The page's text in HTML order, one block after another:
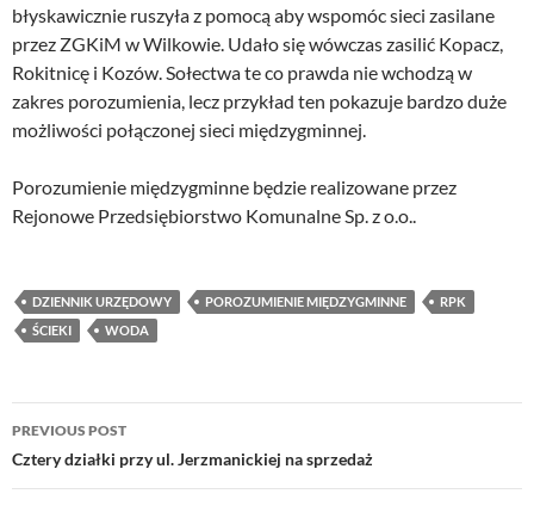
błyskawicznie ruszyła z pomocą aby wspomóc sieci zasilane
przez ZGKiM w Wilkowie. Udało się wówczas zasilić Kopacz,
Rokitnicę i Kozów. Sołectwa te co prawda nie wchodzą w
zakres porozumienia, lecz przykład ten pokazuje bardzo duże
możliwości połączonej sieci międzygminnej.
Porozumienie międzygminne będzie realizowane przez
Rejonowe Przedsiębiorstwo Komunalne Sp. z o.o..
DZIENNIK URZĘDOWY POROZUMIENIE MIĘDZYGMINNE
RPK
ŚCIEKI
WODA
Post
navigation
PREVIOUS POST
Cztery działki przy ul. Jerzmanickiej na sprzedaż